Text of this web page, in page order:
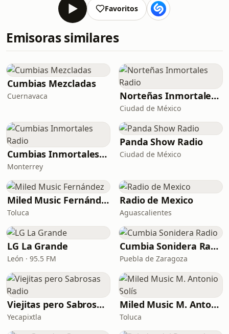
Favoritos
Emisoras similares
Cumbias Mezcladas
Cuernavaca Norteñas Inmortales Radio
Ciudad de México
Cumbias Inmortales Radio
Monterrey
Panda Show Radio
Ciudad de México
Miled Music Fernández
Toluca
Radio de Mexico
Aguascalientes
LG La Grande
León · 95.5 FM
Cumbia Sonidera Radio
Puebla de Zaragoza
Viejitas pero Sabrosas Radio
Yecapixtla
Miled Music M. Antonio Solís
Toluca